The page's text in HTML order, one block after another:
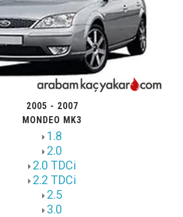
2005 - 2007
MONDEO MK3
1.8
2.0
2.0 TDCi
2.2 TDCi
2.5
3.0